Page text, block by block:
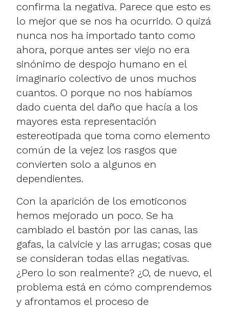
confirma la negativa. Parece que esto es
lo mejor que se nos ha ocurrido. O quizá
nunca nos ha importado tanto como
ahora, porque antes ser viejo no era
sinónimo de despojo humano en el
imaginario colectivo de unos muchos
cuantos. O porque no nos habíamos
dado cuenta del daño que hacía a los
mayores esta representación
estereotipada que toma como elemento
común de la vejez los rasgos que
convierten solo a algunos en
dependientes.
Con la aparición de los emoticonos
hemos mejorado un poco. Se ha
cambiado el bastón por las canas, las
gafas, la calvicie y las arrugas; cosas que
se consideran todas ellas negativas.
¿Pero lo son realmente? ¿O, de nuevo, el
problema está en cómo comprendemos
y afrontamos el proceso de